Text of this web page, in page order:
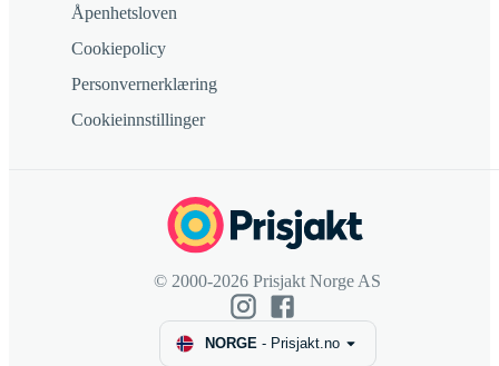
Åpenhetsloven
Cookiepolicy
Personvernerklæring
Cookieinnstillinger
© 2000-2026 Prisjakt Norge AS
NORGE- Prisjakt.no